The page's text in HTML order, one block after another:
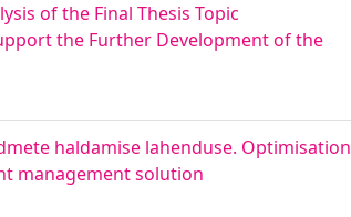
of the Final Thesis Topic
the Further Development of the
haldamise lahenduse. Optimisation
management solution